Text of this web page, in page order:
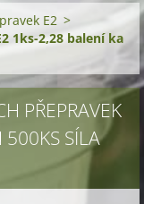
E2 >
1ks-2,28 balení ka
PŘEPRAVEK
500KS SÍLA